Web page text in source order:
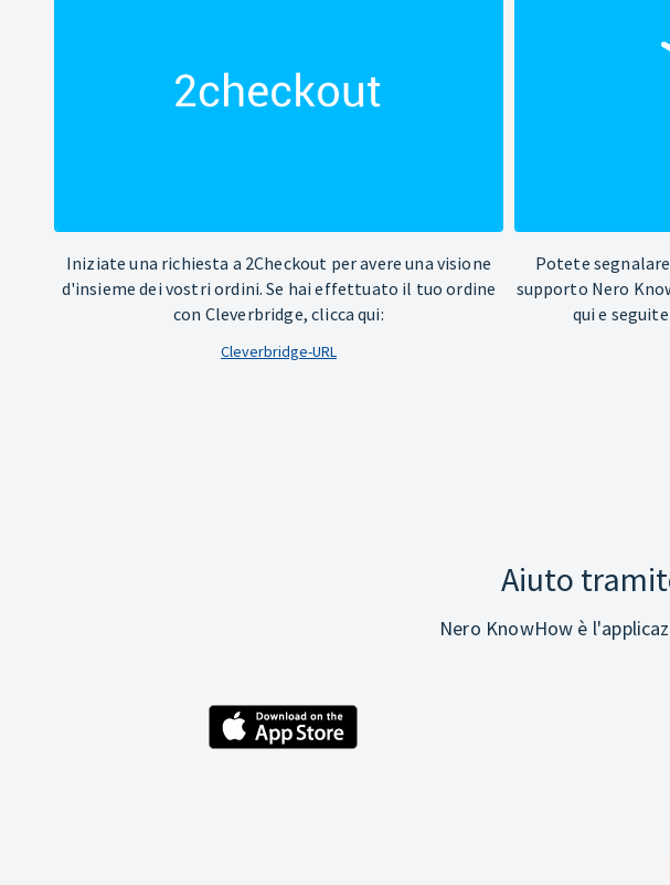
Iniziate una richiesta a 2Checkout per avere una visione
d'insieme dei vostri ordini. Se hai effettuato il tuo ordine
con Cleverbridge, clicca qui:
Cleverbridge-URL
Potete
supporto Nero
qui e
Aiuto
Nero KnowHow è